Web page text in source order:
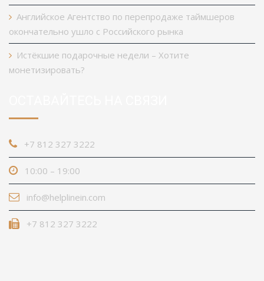
Английское Агентство по перепродаже таймшеров
окончательно ушло с Российского рынка
Истёкшие подарочные недели – Хотите
монетизировать?
+7 812 327 3222
10:00 – 19:00
info@helplinein.com
+7 812 327 3222